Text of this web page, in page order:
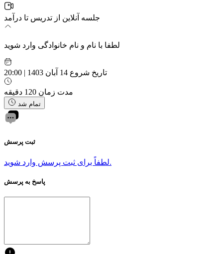
جلسه آنلاین از تدریس تا درآمد
لطفا با نام و نام خانوادگی وارد شوید
تاریخ شروع 14 آبان 1403 | 20:00
مدت زمان 120 دقیقه
تمام شد
ثبت پرسش
لطفاً برای ثبت پرسش وارد شوید.
پاسخ به پرسش